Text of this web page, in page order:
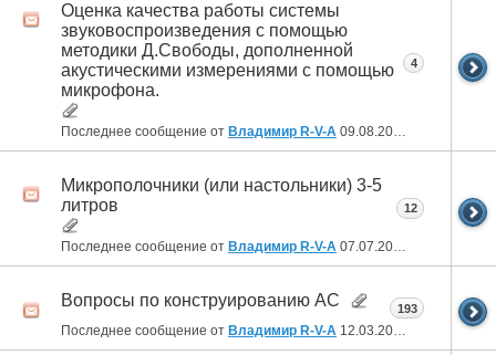
Оценка качества работы системы
звуковоспроизведения с помощью
методики Д.Свободы, дополненной
акустическими измерениями с помощью
микрофона.
Последнее сообщение от Владимир R-V-A 09.08.2022
4
Микрополочники (или настольники) 3-5
литров
Последнее сообщение от Владимир R-V-A 07.07.2022
12
Вопросы по конструированию АС
Последнее сообщение от Владимир R-V-A 12.03.2022
193